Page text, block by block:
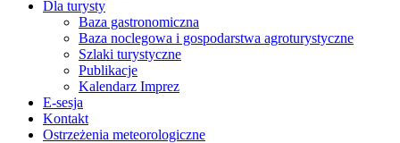
Dla turysty
Baza gastronomiczna
Baza noclegowa i gospodarstwa agroturystyczne
Szlaki turystyczne
Publikacje
Kalendarz Imprez
E-sesja
Kontakt
Ostrzeżenia meteorologiczne